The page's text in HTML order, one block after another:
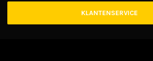
KLANTENSERVICE